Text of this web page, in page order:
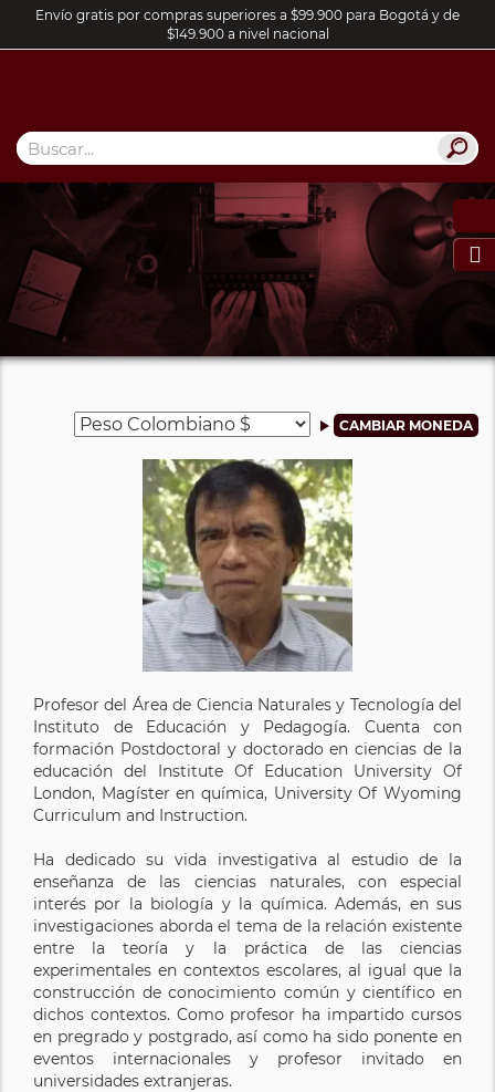
Envío gratis por compras superiores a $99.900 para Bogotá y de
$149.900 a nivel nacional

Profesor del Área de Ciencia Naturales y Tecnología del
Instituto de Educación y Pedagogía. Cuenta con
formación Postdoctoral y doctorado en ciencias de la
educación del Institute Of Education University Of
London, Magíster en química, University Of Wyoming
Curriculum and Instruction.
Ha dedicado su vida investigativa al estudio de la
enseñanza de las ciencias naturales, con especial
interés por la biología y la química. Además, en sus
investigaciones aborda el tema de la relación existente
entre la teoría y la práctica de las ciencias
experimentales en contextos escolares, al igual que la
construcción de conocimiento común y científico en
dichos contextos. Como profesor ha impartido cursos
en pregrado y postgrado, así como ha sido ponente en
eventos internacionales y profesor invitado en
universidades extranjeras.